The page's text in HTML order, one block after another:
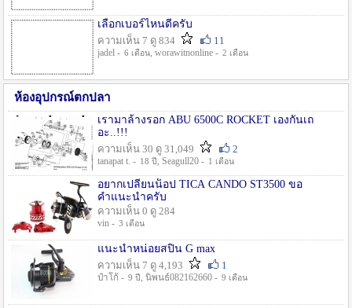
เลือกเบอร์ไหนดีครับ
ความเห็น 7 ดู 834
11
jadel - 6 เดือน, worawitnonline - 2 เดือน
ห้องอุปกรณ์ตกปลา
เรามาล้างรอก ABU 6500C ROCKET เองกันเถ
อะ..!!!
ความเห็น 30 ดู 31,049
2
tanapat t. - 18 ปี , Seagull20 - 1 เดือน
อยากเปลี่ยนน็อป TICA CANDO ST3500 ขอ
คำแนะนำครับ
ความเห็น 0 ดู 284
vin - 3 เดือน
แนะนำหน่อยสปิน G max
ความเห็น 7 ดู 4,193
1
ป๋าโก้ - 9 ปี , นิพนธ์082162660 - 9 เดือน